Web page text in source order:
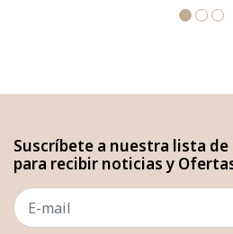
Suscríbete a nuestra lista
para recibir noticias y